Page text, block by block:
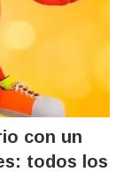
con un
todos los